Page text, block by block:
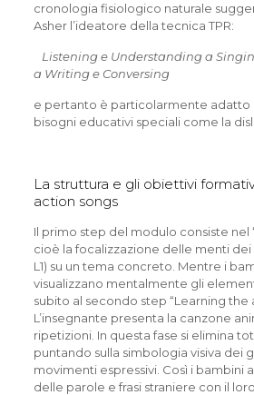
cronologia fisiologico naturale
Asher l’ideatore della tecnica TPR:
Listening e Understanding a
a Writing eConversing
e pertanto è particolarmente adatto
bisogni educativi speciali come la
La struttura e gli obiettivi
action songs
Il primo step del modulo consiste nel
cioè la focalizzazione delle menti dei
L1) su un tema concreto. Mentre i
visualizzano mentalmente gli
subito al secondo step “Learning the
L’insegnante presenta la canzone
ripetizioni. In questa fase si elimina
puntando sulla simbologia visiva dei
movimenti espressivi. Così i bambini
delle parole e frasi straniere con il